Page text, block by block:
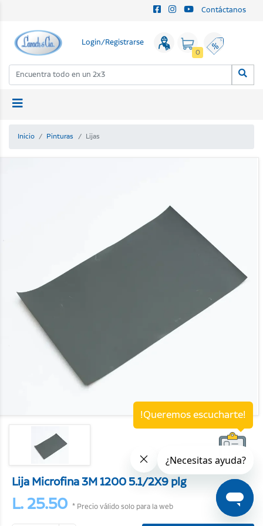
Contáctanos
Login/Registrarse
0
Inicio Pinturas Lijas
Lija Microfina 3M 1200 5.1/2X9 plg
L. 25.50 * Precio válido solo para la web
!Queremos escucharte!